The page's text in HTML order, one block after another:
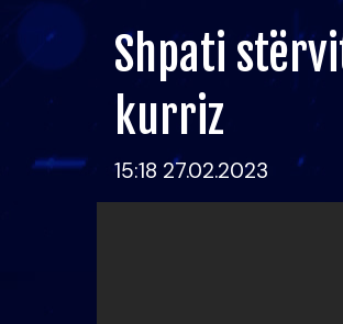
Shpati
kurriz
15:18 27.02.2023